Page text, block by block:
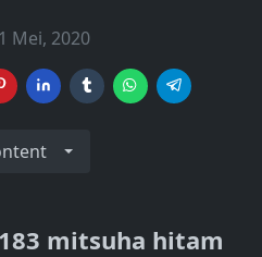
Mei, 2020
mitsuha hitam